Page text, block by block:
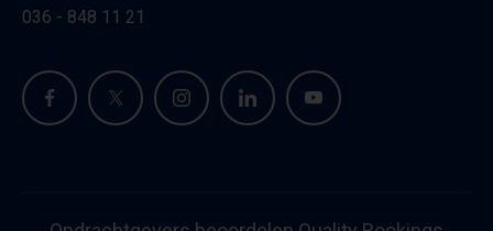
036 - 848 11 21